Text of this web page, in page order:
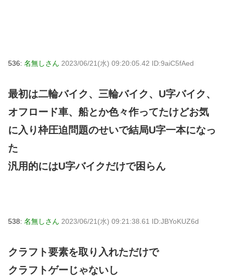
536: 名無しさん 2023/06/21(水) 09:20:05.42 ID:9aiC5fAed
最初は二輪バイク、三輪バイク、U字バイク、
オフロード車、船とか色々作ってたけどお気
に入り枠圧迫問題のせいで結局U字一本になっ
た
汎用的にはU字バイクだけで困らん
538: 名無しさん 2023/06/21(水) 09:21:38.61 ID:JBYoKUZ6d
クラフト要素を取り入れただけで
クラフトゲーじゃないし